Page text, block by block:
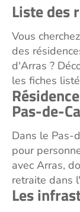
Liste des
Vous
des
d'Arras ?
les fiches
Pas-de-
Dans le Pas-
pour
avec Arras,
retraite dans
Les